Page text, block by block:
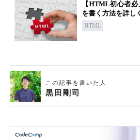
【HTML初心者
を書く方法を詳し
HTML
この記事を書いた人
黒田剛司